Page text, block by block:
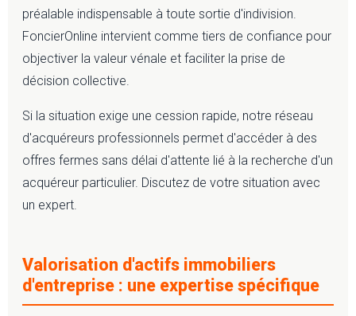
préalable indispensable à toute sortie d'indivision.
FoncierOnline intervient comme tiers de confiance pour
objectiver la valeur vénale et faciliter la prise de
décision collective.
Si la situation exige une cession rapide, notre réseau
d'acquéreurs professionnels permet d'accéder à des
offres fermes sans délai d'attente lié à la recherche d'un
acquéreur particulier. Discutez de votre situation avec
un expert.
Valorisation d'actifs immobiliers
d'entreprise : une expertise spécifique